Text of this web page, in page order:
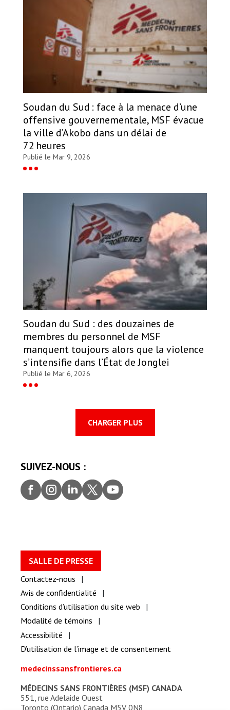
Soudan du Sud : face à la menace d’une
offensive gouvernementale, MSF évacue
la ville d’Akobo dans un délai de
72 heures
Publié le Mar 9, 2026
Soudan du Sud : des douzaines de
membres du personnel de MSF
manquent toujours alors que la violence
s’intensifie dans l’État de Jonglei
Publié le Mar 6, 2026
CHARGER PLUS
SUIVEZ-NOUS :
Faceb
ook
Insta
gram
Linke
dIn
Twitt
er
youtu
be
SALLE DE PRESSE
Contactez-nous
Avis de confidentialité
Conditions d’utilisation du site web
Modalité de témoins
Accessibilité
D’utilisation de l’image et de consentement
medecinssansfrontieres.ca
MÉDECINS SANS FRONTIÈRES (MSF) CANADA
551, rue Adelaide Ouest
Toronto (Ontario) Canada M5V 0N8